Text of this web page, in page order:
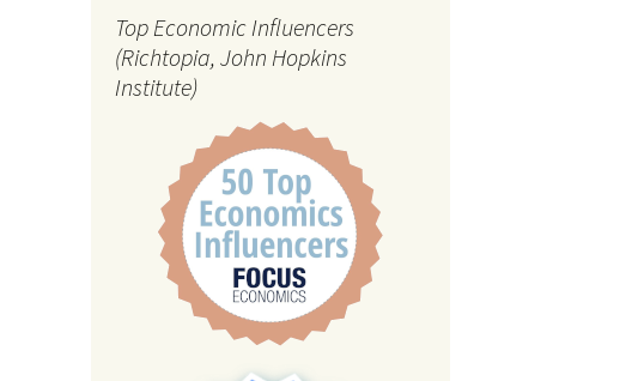
Top Economic Influencers
(Richtopia, John Hopkins
Institute)